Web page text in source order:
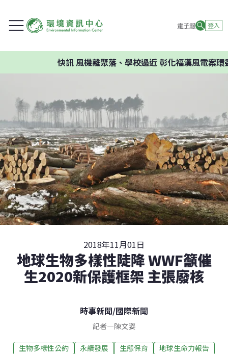
電子報 登入
風機離聚落、學校過近 彰化福漢風電案環委建議
2018年11月01日
地球生物多樣性陡降 WWF籲催
生2020新保護框架 主張廢核
時事新聞/國際新聞
記者—陳文姿
生物多樣性公約 永續發展 生態保育
地球生命力報告